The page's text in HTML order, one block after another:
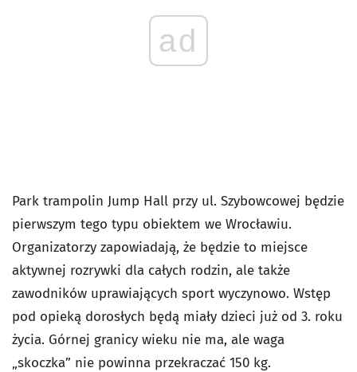
ad
Park trampolin Jump Hall przy ul. Szybowcowej będzie
pierwszym tego typu obiektem we Wrocławiu.
Organizatorzy zapowiadają, że będzie to miejsce
aktywnej rozrywki dla całych rodzin, ale także
zawodników uprawiających sport wyczynowo. Wstęp
pod opieką dorosłych będą miały dzieci już od 3. roku
życia. Górnej granicy wieku nie ma, ale waga
„skoczka” nie powinna przekraczać 150 kg.